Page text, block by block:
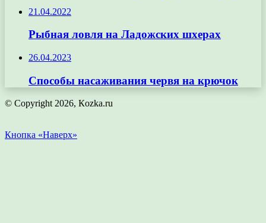
21.04.2022
Рыбная ловля на Ладожских шхерах
26.04.2023
Способы насаживания червя на крючок
© Copyright 2026, Кozka.ru
Кнопка «Наверх»